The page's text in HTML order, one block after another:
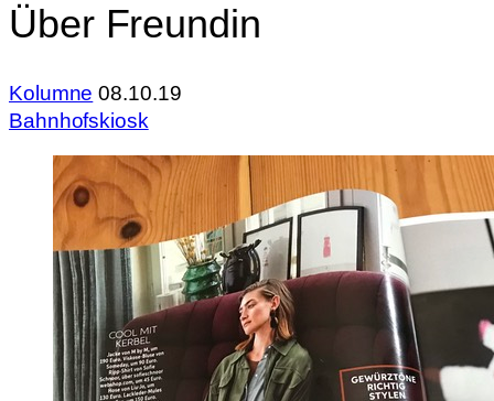
Über Freundin
Kolumne 08.10.19
Bahnhofskiosk